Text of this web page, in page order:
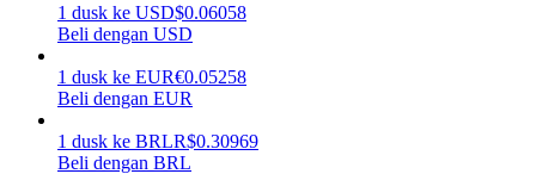
Menghasilkan
1 dusk ke USD$0.06058
Beli dengan USD
1 dusk ke EUR€0.05258
Beli dengan EUR
1 dusk ke BRLR$0.30969
Beli dengan BRL